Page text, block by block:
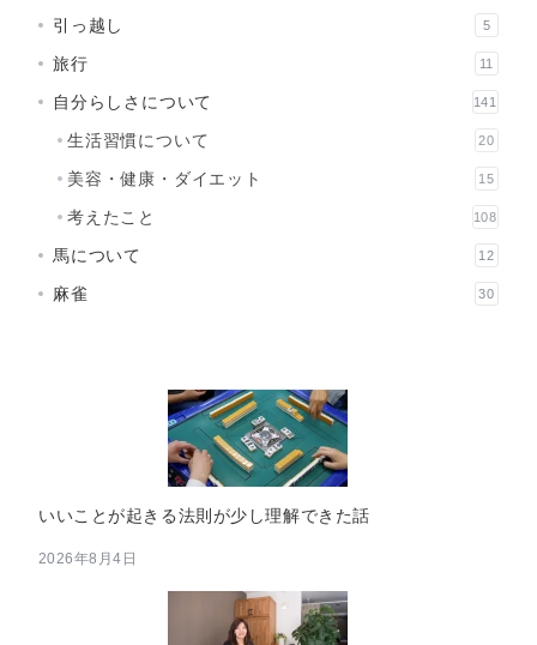
引っ越し 5
旅行 11
自分らしさについて 141
生活習慣について 20
美容・健康・ダイエット 15
考えたこと 108
馬について 12
麻雀 30
いいことが起きる法則が少し理解できた話
2026年8月4日